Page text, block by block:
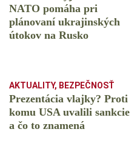
NATO pomáha pri
plánovaní ukrajinských
útokov na Rusko
AKTUALITY, BEZPEČNOSŤ
Prezentácia vlajky? Proti
komu USA uvalili sankcie
a čo to znamená